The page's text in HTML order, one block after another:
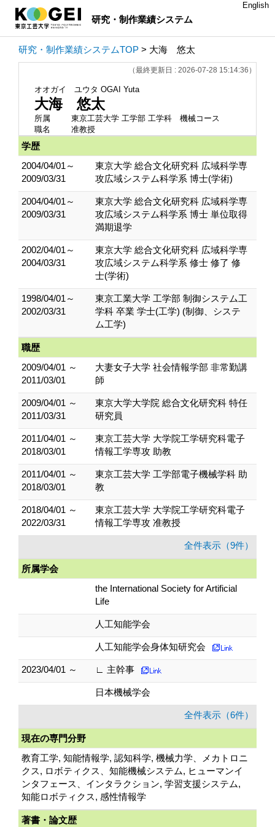
研究・制作業績システム
English
研究・制作業績システムTOP > 大海 悠太
（最終更新日 : 2026-07-28 15:14:36）
オオガイ ユウタ OGAI Yuta
大海 悠太
所属
東京工芸大学 工学部 工学科 機械コース
職名
准教授
学歴
2004/04/01～
2009/03/31
東京大学 総合文化研究科 広域科学専
攻広域システム科学系 博士(学術)
2004/04/01～
2009/03/31
東京大学 総合文化研究科 広域科学専
攻広域システム科学系 博士 単位取得
満期退学
2002/04/01～
2004/03/31
東京大学 総合文化研究科 広域科学専
攻広域システム科学系 修士 修了 修
士(学術)
1998/04/01～
2002/03/31
東京工業大学 工学部 制御システム工
学科 卒業 学士(工学) (制御、システ
ム工学)
職歴
2009/04/01 ～
2011/03/01
大妻女子大学 社会情報学部 非常勤講
師
2009/04/01 ～
2011/03/31
東京大学大学院 総合文化研究科 特任
研究員
2011/04/01 ～
2018/03/01
東京工芸大学 大学院工学研究科電子
情報工学専攻 助教
2011/04/01 ～
2018/03/01
東京工芸大学 工学部電子機械学科 助
教
2018/04/01 ～
2022/03/31
東京工芸大学 大学院工学研究科電子
情報工学専攻 准教授
全件表示（9件）
所属学会
the International Society for Artificial
Life
人工知能学会
人工知能学会身体知研究会
2023/04/01 ～ ∟ 主幹事
日本機械学会
全件表示（6件）
現在の専門分野
教育工学, 知能情報学, 認知科学, 機械力学、メカトロニ
クス, ロボティクス、知能機械システム, ヒューマンイ
ンタフェース、インタラクション, 学習支援システム,
知能ロボティクス, 感性情報学
著書・論文歴